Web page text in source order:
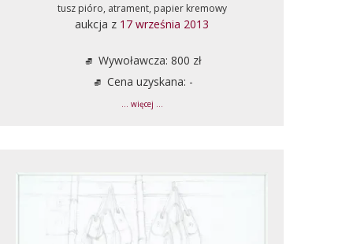
tusz pióro, atrament, papier kremowy
aukcja z 17 września 2013
Wywoławcza: 800 zł
Cena uzyskana: -
... więcej ...